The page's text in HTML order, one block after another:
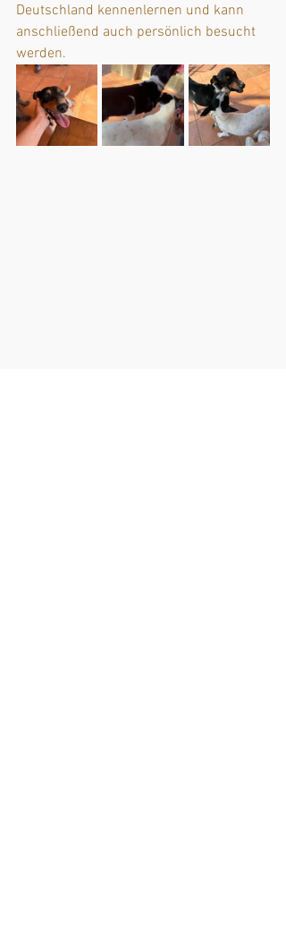
Deutschland kennenlernen und kann
anschließend auch persönlich besucht
werden.